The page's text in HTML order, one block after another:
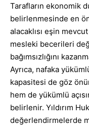
Tarafların ekonomik
belirlenmesinde en
alacaklısı eşin
mesleki becerileri
bağımsızlığını
Ayrıca, nafaka
kapasitesi de göz
hem de yükümlü
belirlenir. Yıldırım
değerlendirmelerde